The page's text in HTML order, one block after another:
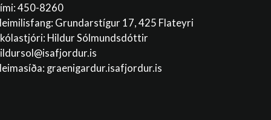
450-8260
Grundarstígur 17, 425 Flateyri
Hildur Sólmundsdóttir
graenigardur.isafjordur.is